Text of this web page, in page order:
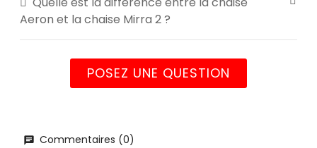
Aeron et la chaise Mirra 2 ?
POSEZ UNE QUESTION
Commentaires (0)